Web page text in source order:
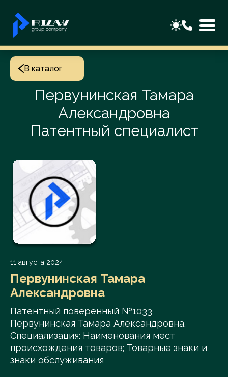
В каталог
Первунинская Тамара
Александровна
Патентный специалист
11 августа 2024
Первунинская Тамара
Александровна
Патентный поверенный №1033
Первунинская Тамара Александровна.
Специализация: Наименования мест
происхождения товаров; Товарные знаки и
знаки обслуживания